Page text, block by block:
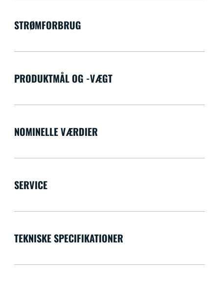
STRØMFORBRUG
PRODUKTMÅL OG -VÆGT
NOMINELLE VÆRDIER
SERVICE
TEKNISKE SPECIFIKATIONER